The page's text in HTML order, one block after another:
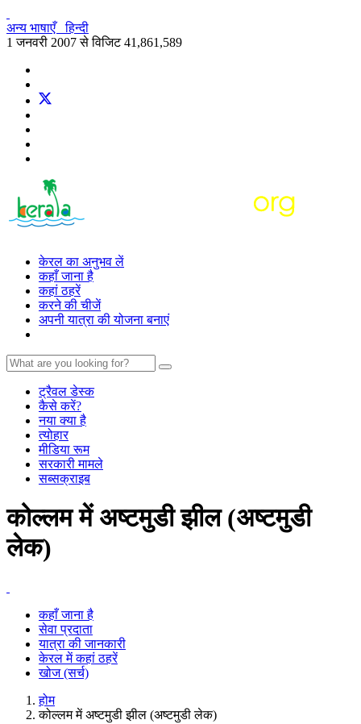
अन्य भाषाएँ हिन्दी
1 जनवरी 2007 से विजिट41,861,589
केरल का अनुभव लें
कहाँ जाना है
कहां ठहरें
करने की चीजें
अपनी यात्रा की योजना बनाएं
ट्रैवल डेस्क
कैसे करें?
नया क्या है
त्योहार
मीडिया रूम
सरकारी मामले
सब्सक्राइब
कोल्लम में अष्टमुडी झील (अष्टमुडी
लेक)
कहाँ जाना है
सेवा प्रदाता
यात्रा की जानकारी
केरल में कहां ठहरें
खोज (सर्च)
होम
कोल्लम में अष्टमुडी झील (अष्टमुडी लेक)